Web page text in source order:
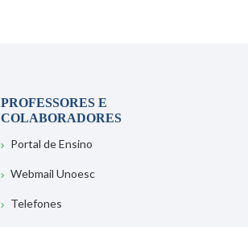
PROFESSORES E
COLABORADORES
Portal de Ensino
Webmail Unoesc
Telefones